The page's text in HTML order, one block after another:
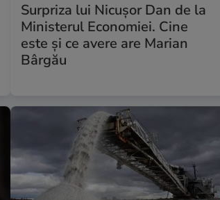
Surpriza lui Nicușor Dan de la
Ministerul Economiei. Cine
este și ce avere are Marian
Bârgău